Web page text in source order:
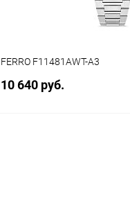
FERRO F11481AWT-A3
10 640 руб.